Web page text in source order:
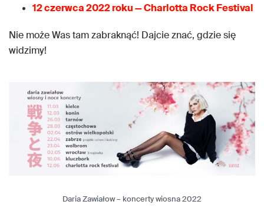
12 czerwca 2022 roku — Charlotta Rock Festival
Nie może Was tam zabraknąć! Dajcie znać, gdzie się
widzimy!
Daria Zawiałow – koncerty wiosna 2022